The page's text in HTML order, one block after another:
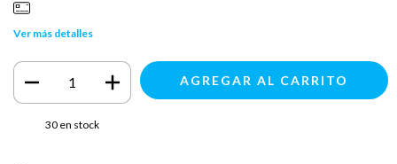
Ver más detalles
30en stock